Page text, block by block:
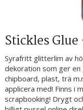
Stickles
Syrafritt glitterlim av
dekoration som ger
chipboard, plast, trä
applicera med! Finns i
scrapbooking! Drygt